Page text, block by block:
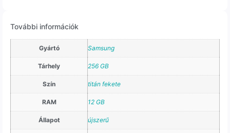
További információk
Gyártó Samsung
Tárhely 256 GB
Szín titán fekete
RAM 12 GB
Állapot újszerű